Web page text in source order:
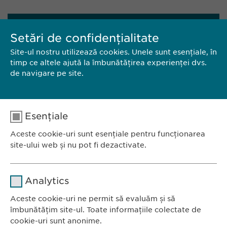
EWOPHARMA ROMÂNIA SRL
România
Tel.: +40 21 260 13 44
E-Mail:info@ewopharma.ro
Ewopharma România SRL
Bulevardul Primăverii 19-21
Setări de confidențialitate
Site-ul nostru utilizează cookies. Unele sunt esențiale, în
timp ce altele ajută la îmbunătățirea experienței dvs.
de navigare pe site.
Esențiale
Aceste cookie-uri sunt esențiale pentru funcționarea
site-ului web și nu pot fi dezactivate.
Analytics
Aceste cookie-uri ne permit să evaluăm și să
îmbunătățim site-ul. Toate informațiile colectate de
cookie-uri sunt anonime.